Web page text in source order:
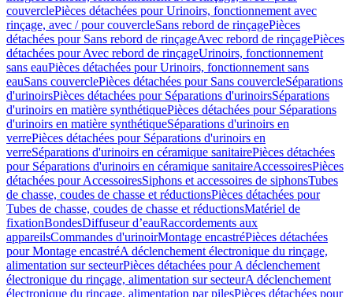
couverclePièces détachées pour Urinoirs, fonctionnement avec
rinçage, avec / pour couvercleSans rebord de rinçagePièces
détachées pour Sans rebord de rinçageAvec rebord de rinçagePièces
détachées pour Avec rebord de rinçageUrinoirs, fonctionnement
sans eauPièces détachées pour Urinoirs, fonctionnement sans
eauSans couverclePièces détachées pour Sans couvercleSéparations
d'urinoirsPièces détachées pour Séparations d'urinoirsSéparations
d'urinoirs en matière synthétiquePièces détachées pour Séparations
d'urinoirs en matière synthétiqueSéparations d'urinoirs en
verrePièces détachées pour Séparations d'urinoirs en
verreSéparations d'urinoirs en céramique sanitairePièces détachées
pour Séparations d'urinoirs en céramique sanitaireAccessoiresPièces
détachées pour AccessoiresSiphons et accessoires de siphonsTubes
de chasse, coudes de chasse et réductionsPièces détachées pour
Tubes de chasse, coudes de chasse et réductionsMatériel de
fixationBondesDiffuseur d’eauRaccordements aux
appareilsCommandes d'urinoirMontage encastréPièces détachées
pour Montage encastréA déclenchement électronique du rinçage,
alimentation sur secteurPièces détachées pour A déclenchement
électronique du rinçage, alimentation sur secteurA déclenchement
électronique du rinçage, alimentation par pilesPièces détachées pour